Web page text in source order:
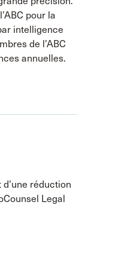
pour la
intelligence
de l’ABC
annuelles.
réduction
Legal